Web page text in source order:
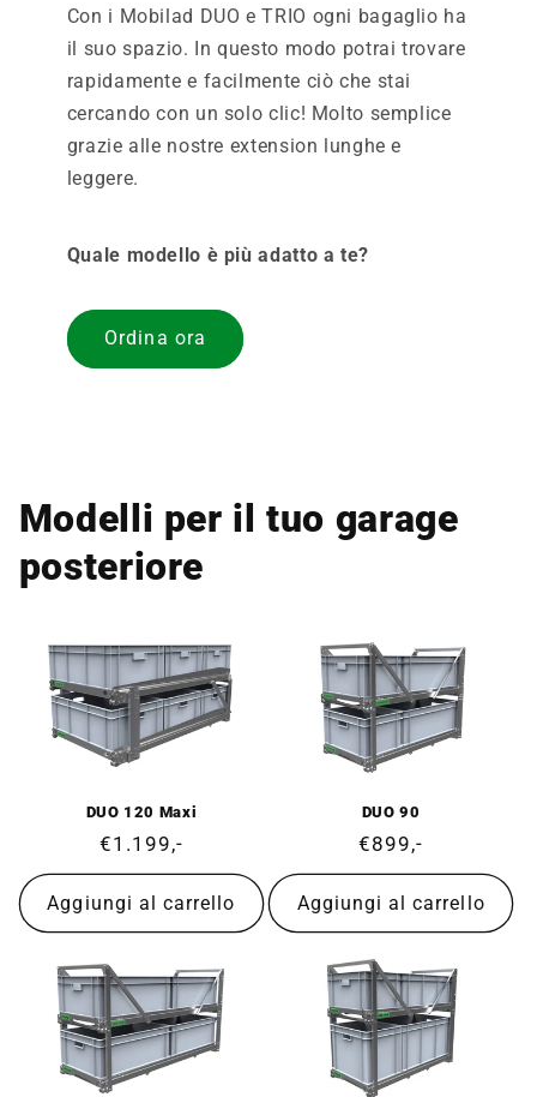
Con i Mobilad DUO e TRIO ogni bagaglio ha
il suo spazio. In questo modo potrai trovare
rapidamente e facilmente ciò che stai
cercando con un solo clic! Molto semplice
grazie alle nostre extension lunghe e
leggere.
Quale modello è più adatto a te?
Ordina ora
Modelli per il tuo garage
posteriore
DUO 120 Maxi
Prezzo
di
listino
€1.199,-
Aggiungi al carrello
DUO 90
Prezzo
di
listino
€899,-
Aggiungi al carrello